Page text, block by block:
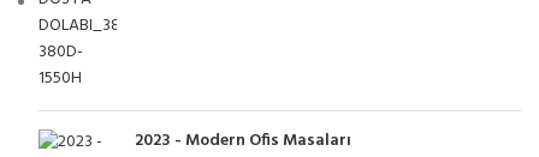
2023 - Modern Ofis Masaları